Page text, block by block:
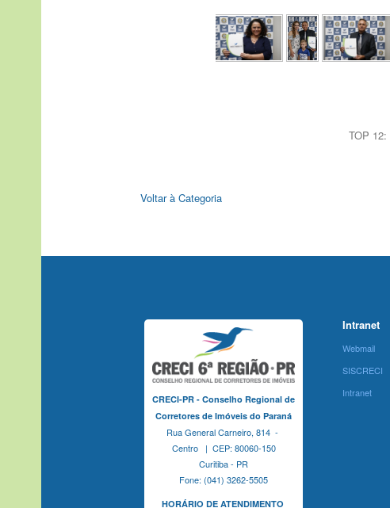
TOP 12:
Voltar à Categoria
CRECI-PR - Conselho Regional de
Corretores de Imóveis do Paraná
Rua General Carneiro, 814 -
Centro | CEP: 80060-150
Curitiba - PR
Fone: (041) 3262-5505
HORÁRIO DE ATENDIMENTO
Intranet
Webmail
SISCRECI
Intranet